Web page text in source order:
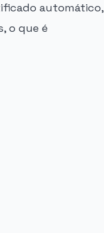
automático,
o que é